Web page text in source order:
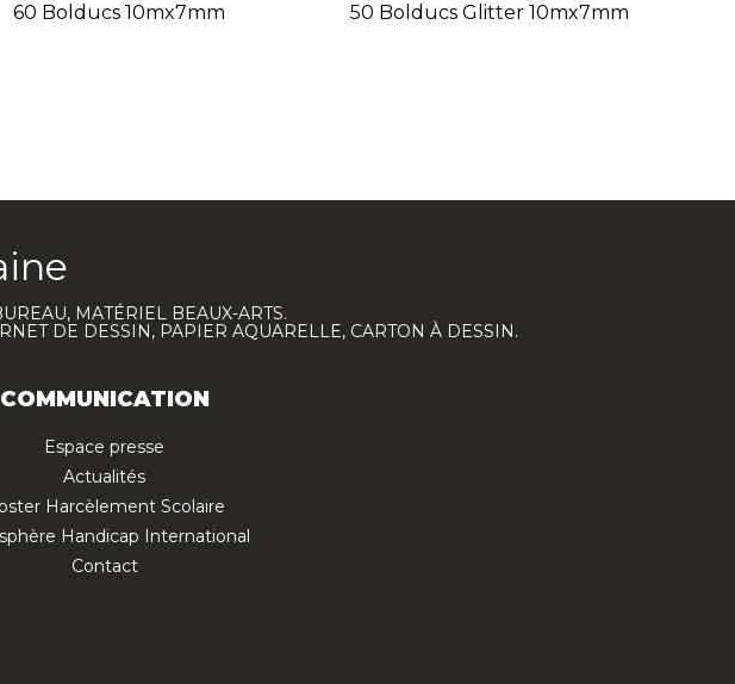
60 Bolducs 10mx7mm 50 Bolducs Glitter 10mx7mm
MATÉRIEL BEAUX-ARTS.
DE DESSIN, PAPIER AQUARELLE, CARTON À DESSIN.
COMMUNICATION
Espace presse
Actualités
Harcèlement Scolaire
Handicap International
Contact